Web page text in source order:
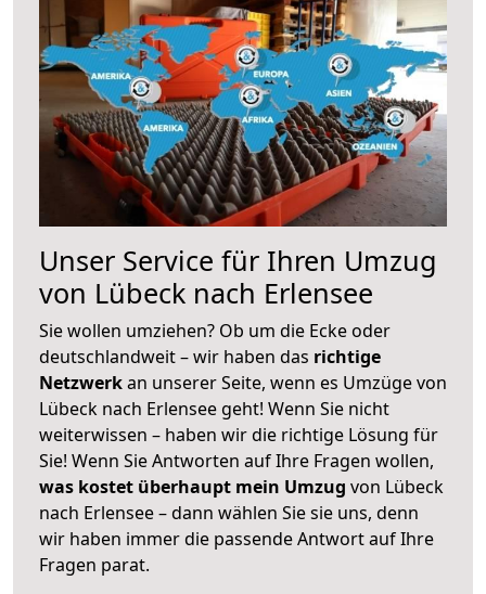
Unser Service für Ihren Umzug
von Lübeck nach Erlensee
Sie wollen umziehen? Ob um die Ecke oder
deutschlandweit – wir haben das richtige
Netzwerkan unserer Seite, wenn es Umzüge von
Lübeck nach Erlensee geht! Wenn Sie nicht
weiterwissen – haben wir die richtige Lösung für
Sie! Wenn Sie Antworten auf Ihre Fragen wollen,
was kostet überhaupt mein Umzug von Lübeck
nach Erlensee – dann wählen Sie sie uns, denn
wir haben immer die passende Antwort auf Ihre
Fragen parat.